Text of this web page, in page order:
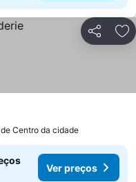
Partilhar
Centro da cidade
Ver preços